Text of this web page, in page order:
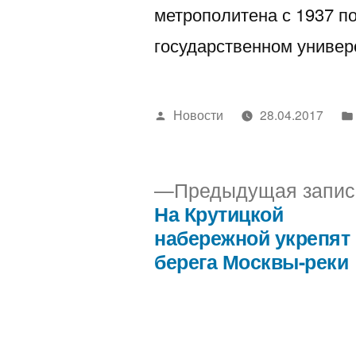
метрополитена с 1937
государственном
Написано
Новости 28.04.2017
Навигация
Предыдущая
На Крутицкой
набережной укрепят
берега Москвы-реки